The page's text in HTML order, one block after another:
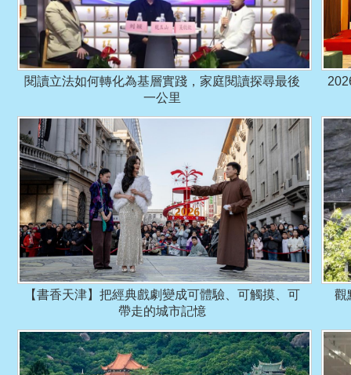
閱讀立法如何轉化為基層實踐，家庭閱讀探尋最後
一公里
【書香天津】把經典戲劇變成可體驗、可觸摸、可
帶走的城市記憶
觀